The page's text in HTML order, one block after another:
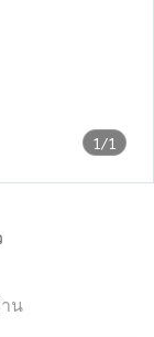
1/1
น